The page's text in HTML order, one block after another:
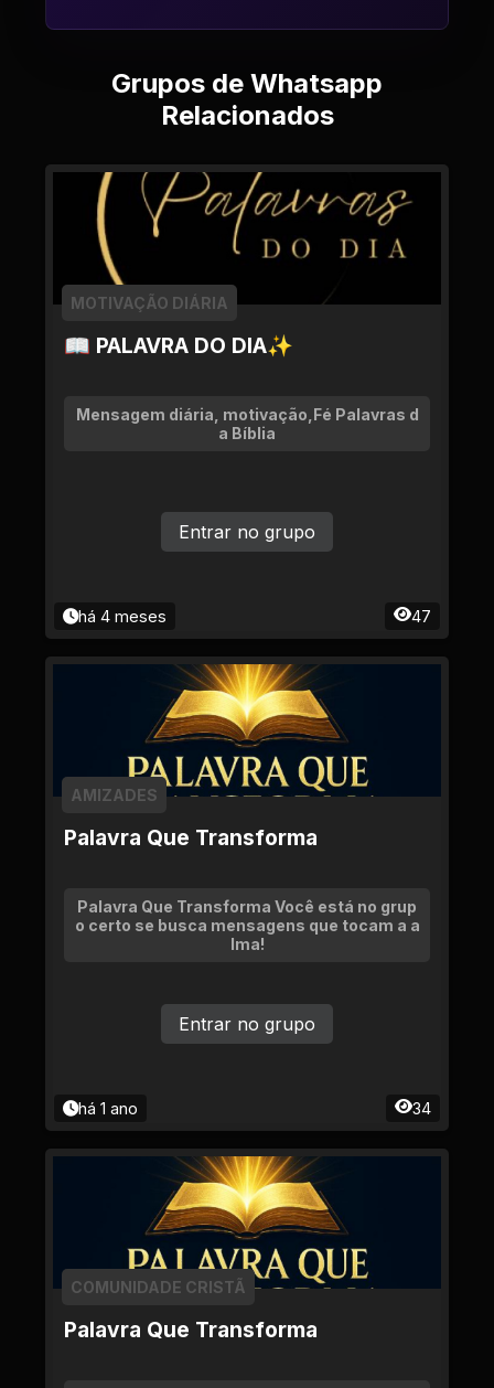
Grupos de Whatsapp
Relacionados
📖 PALAVRA DO DIA✨
MOTIVAÇÃO DIÁRIA
Mensagem diária, motivação,Fé Palavras d
a Bíblia
há 4 meses 47
Entrar no grupo
Palavra Que Transforma
AMIZADES
Palavra Que Transforma Você está no grup
o certo se busca mensagens que tocam a a
lma!
há 1 ano 34
Entrar no grupo
Palavra Que Transforma
COMUNIDADE CRISTÃ